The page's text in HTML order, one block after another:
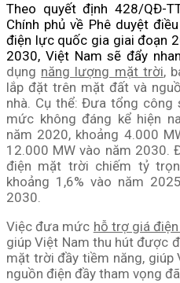
Theo quyết định 428/QĐ-
Chính phủ về Phê duyệt
điện lực quốc gia giai đoạn
2030, Việt Nam sẽ đẩy
dụng năng lượng mặt trời,
lắp đặt trên mặt đất và
nhà. Cụ thể: Đưa tổng công
mức không đáng kể hiện
năm 2020, khoảng 4.000
12.000 MW vào năm 2030.
điện mặt trời chiếm tỷ
khoảng 1,6% vào năm
2030.
Việc đưa mức hỗ trợ giá
giúp Việt Nam thu hút được
mặt trời đầy tiềm năng,
nguồn điện đầy tham vọng